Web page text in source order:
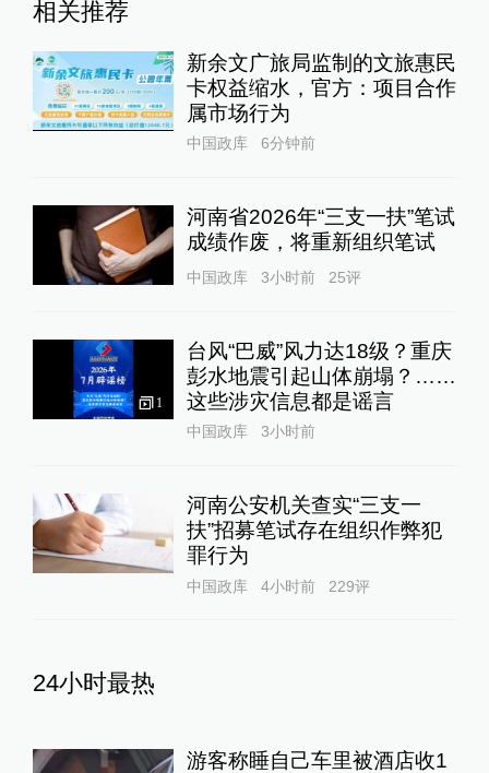
相关推荐
新余文广旅局监制的文旅惠民
卡权益缩水，官方：项目合作
属市场行为
中国政库 6分钟前
河南省2026年“三支一扶”笔试
成绩作废，将重新组织笔试
中国政库 3小时前 25评
1
台风“巴威”风力达18级？重庆
彭水地震引起山体崩塌？……
这些涉灾信息都是谣言
中国政库 3小时前
河南公安机关查实“三支一
扶”招募笔试存在组织作弊犯
罪行为
中国政库 4小时前 229评
24小时最热
游客称睡自己车里被酒店收1